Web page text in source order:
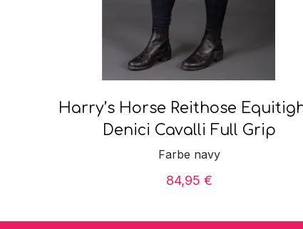
Harry’s Horse Reithose
Denici Cavalli Full Grip
Farbe navy
84,95 €